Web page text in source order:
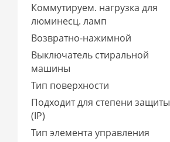
Коммутируем. нагрузка для
люминесц. ламп
Возвратно-нажимной
Выключатель стиральной
машины
Тип поверхности
Подходит для степени защиты
(IP)
Тип элемента управления